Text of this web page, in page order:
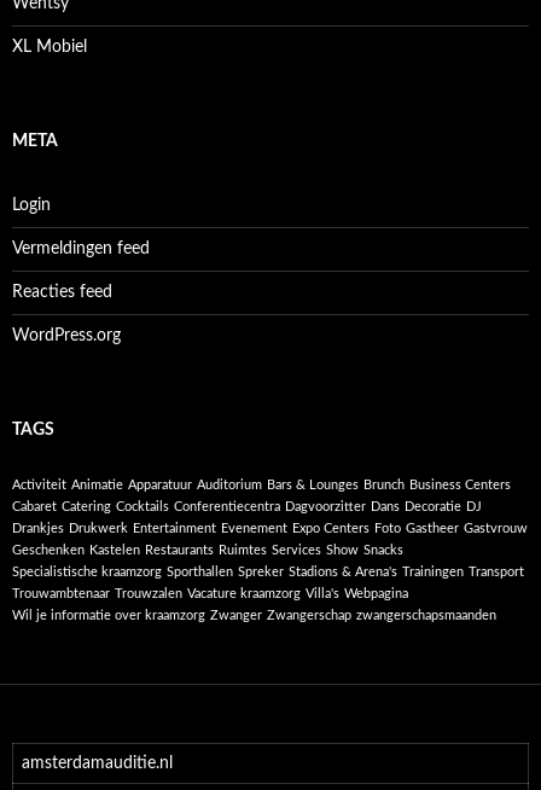
Wentsy
XL Mobiel
META
Login
Vermeldingen feed
Reacties feed
WordPress.org
TAGS
Activiteit Animatie Apparatuur Auditorium Bars & Lounges Brunch Business Centers
Cabaret Catering Cocktails Conferentiecentra Dagvoorzitter Dans Decoratie DJ
Drankjes Drukwerk Entertainment Evenement Expo Centers Foto Gastheer Gastvrouw
Geschenken Kastelen Restaurants Ruimtes Services Show Snacks
Specialistische kraamzorg Sporthallen Spreker Stadions & Arena's Trainingen Transport
Trouwambtenaar Trouwzalen Vacature kraamzorg Villa's Webpagina
Wil je informatie over kraamzorg Zwanger Zwangerschap zwangerschapsmaanden
amsterdamauditie.nl